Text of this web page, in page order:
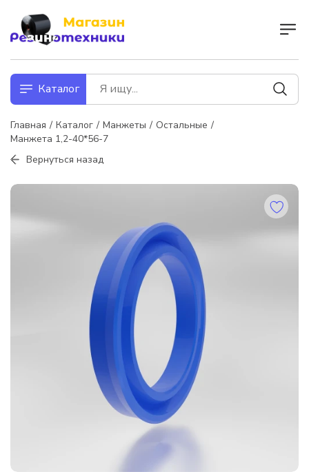
Каталог
Главная Каталог Манжеты
Остальные
Манжета 1,2-40*56-7
Вернуться назад